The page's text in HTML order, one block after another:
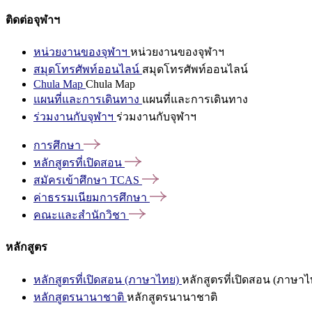
ติดต่อจุฬาฯ
หน่วยงานของจุฬาฯ หน่วยงานของจุฬาฯ
สมุดโทรศัพท์ออนไลน์ สมุดโทรศัพท์ออนไลน์
Chula Map Chula Map
แผนที่และการเดินทาง แผนที่และการเดินทาง
ร่วมงานกับจุฬาฯ ร่วมงานกับจุฬาฯ
การศึกษา
หลักสูตรที่เปิดสอน
สมัครเข้าศึกษา TCAS
ค่าธรรมเนียมการศึกษา
คณะและสำนักวิชา
หลักสูตร
หลักสูตรที่เปิดสอน (ภาษาไทย) หลักสูตรที่เปิดสอน (ภาษาไ
หลักสูตรนานาชาติ หลักสูตรนานาชาติ